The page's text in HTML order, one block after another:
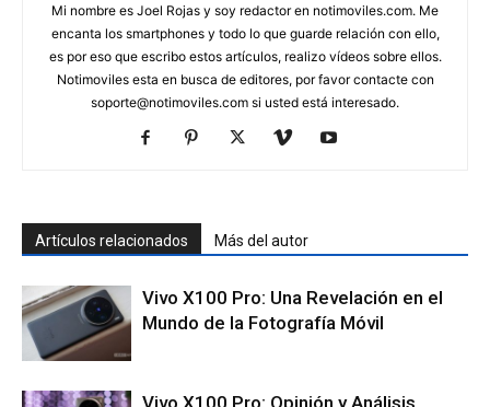
Mi nombre es Joel Rojas y soy redactor en notimoviles.com. Me
encanta los smartphones y todo lo que guarde relación con ello,
es por eso que escribo estos artículos, realizo vídeos sobre ellos.
Notimoviles esta en busca de editores, por favor contacte con
soporte@notimoviles.com si usted está interesado.
Artículos relacionados Más del autor
Vivo X100 Pro: Una Revelación en el
Mundo de la Fotografía Móvil
Vivo X100 Pro: Opinión y Análisis